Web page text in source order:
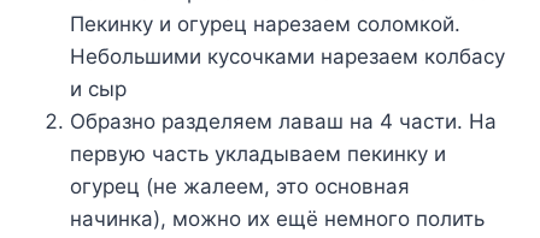
Пекинку и огурец нарезаем соломкой.
Небольшими кусочками нарезаем колбасу
и сыр
Образно разделяем лаваш на 4 части. На
первую часть укладываем пекинку и
огурец (не жалеем, это основная
начинка), можно их ещё немного полить